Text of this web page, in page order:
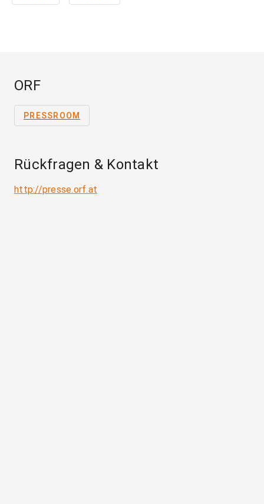
ORF
PRESSROOM
Rückfragen & Kontakt
http://presse.orf.at